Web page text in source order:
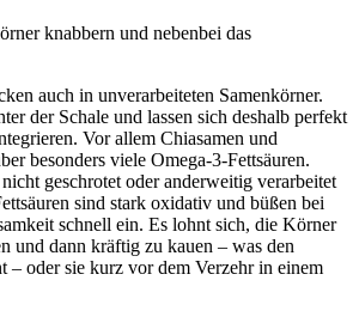
knabbern und nebenbei das
auch in unverarbeiteten Samenkörner.
der Schale und lassen sich deshalb perfekt
Vor allem Chiasamen und
besonders viele Omega-3-Fettsäuren.
geschrotet oder anderweitig verarbeitet
sind stark oxidativ und büßen bei
schnell ein. Es lohnt sich, die Körner
und dann kräftig zu kauen – was den
– oder sie kurz vor dem Verzehr in einem